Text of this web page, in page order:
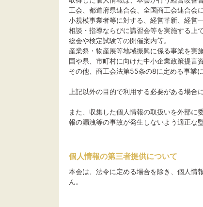
工会、都道府県連合会、全国商工会連合会
小規模事業者等に対する、経営革新、経営
相談・指導ならびに講習会等を実施する上
総会や検定試験等の開催案内等。
産業祭・物産展等地域振興に係る事業を実
国や県、市町村に向けた中小企業政策提言
その他、商工会法第55条の8に定める事業に
上記以外の目的で利用する必要がある場合
また、収集した個人情報の取扱いを外部に
報の漏洩等の事故が発生しないよう適正な
個人情報の第三者提供について
本会は、法令に定める場合を除き、個人情
ん。